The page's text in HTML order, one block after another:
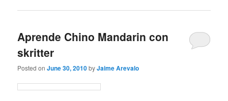
Aprende Chino Mandarin con
skritter
Posted onJune 30, 2010byJaime Arevalo